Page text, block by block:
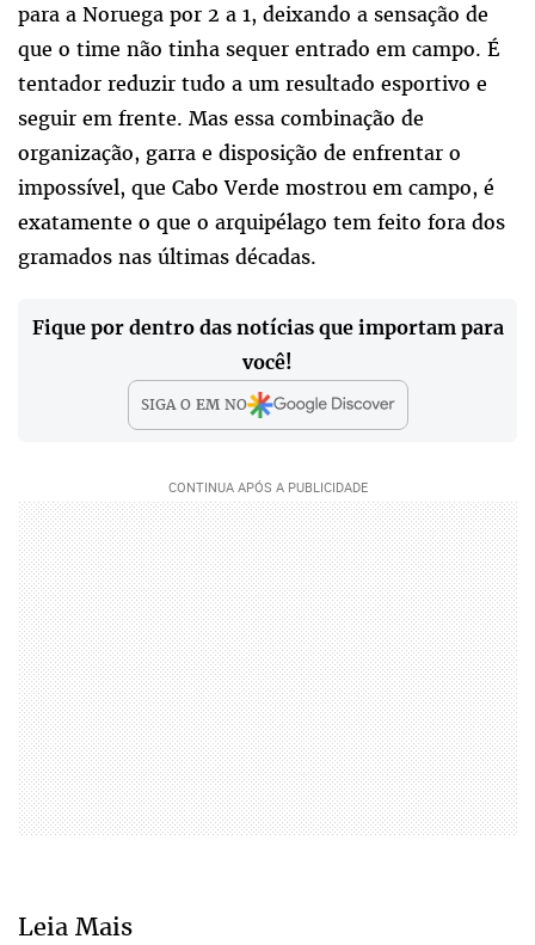
para a Noruega por 2 a 1, deixando a sensação de
que o time não tinha sequer entrado em campo. É
tentador reduzir tudo a um resultado esportivo e
seguir em frente. Mas essa combinação de
organização, garra e disposição de enfrentar o
impossível, que Cabo Verde mostrou em campo, é
exatamente o que o arquipélago tem feito fora dos
gramados nas últimas décadas.
Fique por dentro das notícias que importam para
você!
SIGA O EMNO
Leia Mais